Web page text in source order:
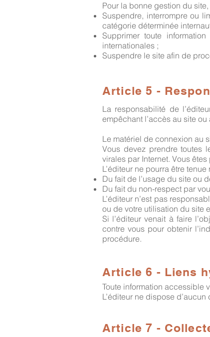
Pour la bonne gestion du
Suspendre, interrompre ou
catégorie déterminée
Supprimer toute
internationales ;
Suspendre le site afin de
Article 5 -
La responsabilité de
empêchant l’accès au site
Le matériel de connexion au
Vous devez prendre toutes
virales par Internet. Vous
L’éditeur ne pourra être
Du fait de l’usage du site ou
Du fait du non-respect par
L’éditeur n’est pas
ou de votre utilisation du site
Si l’éditeur venait à faire
contre vous pour obtenir
procédure.
Article 6 - Liens
Toute information accessible
L’éditeur ne dispose
Article 7 -